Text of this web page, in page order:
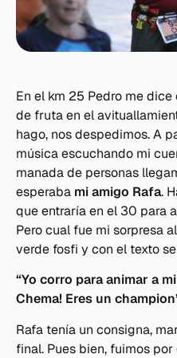
En el km 25 Pedro me
de fruta en el
hago, nos despedimos. A
música escuchando mi
manada de personas
esperaba mi amigo Rafa.
que entraría en el 30 para
Pero cual fue mi sorpresa
verde fosfi y con el texto
“Yo corro para animar a
Chema! Eres un
Rafa tenía un consigna,
final. Pues bien, fuimos